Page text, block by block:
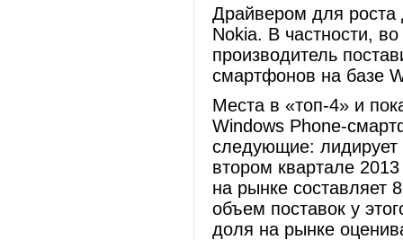
Драйвером для роста
Nokia. В частности,
производитель
смартфонов на базе
Места в «топ-4» и
Windows Phone-
следующие: лидирует
втором квартале
на рынке составляет
объем поставок у
доля на рынке